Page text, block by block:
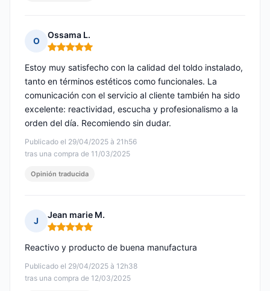
O
Ossama L.
Nota: 5 de 5
Publicado el 29/04/2025 à 21h56
tras una compra de 11/03/2025
Estoy muy satisfecho con la calidad del toldo instalado,
tanto en términos estéticos como funcionales. La
comunicación con el servicio al cliente también ha sido
excelente: reactividad, escucha y profesionalismo a la
orden del día. Recomiendo sin dudar.
Opinión traducida
J
Jean marie M.
Nota: 5 de 5
Publicado el 29/04/2025 à 12h38
tras una compra de 12/03/2025
Reactivo y producto de buena manufactura